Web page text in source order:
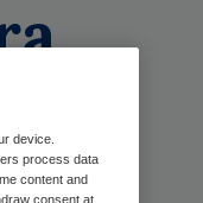
device.
process data
content and
consent at